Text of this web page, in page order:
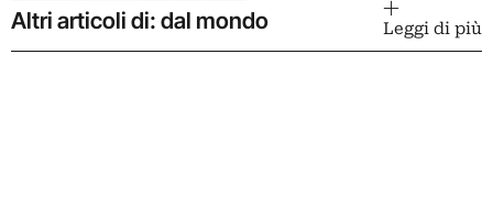
Altri articoli di: dal mondo Leggi di più